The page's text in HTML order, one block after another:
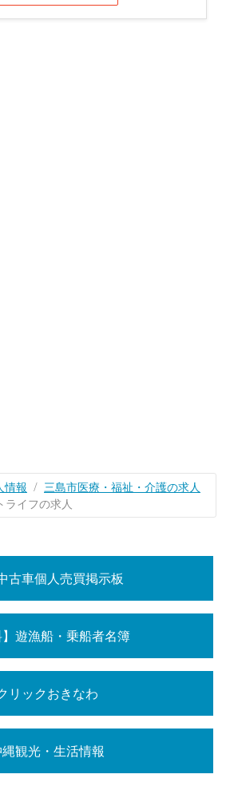
情報
三島市医療・福祉・介護の求人
ライフの求人
古車個人売買掲示板
】遊漁船・乗船者名簿
リックおきなわ
観光・生活情報